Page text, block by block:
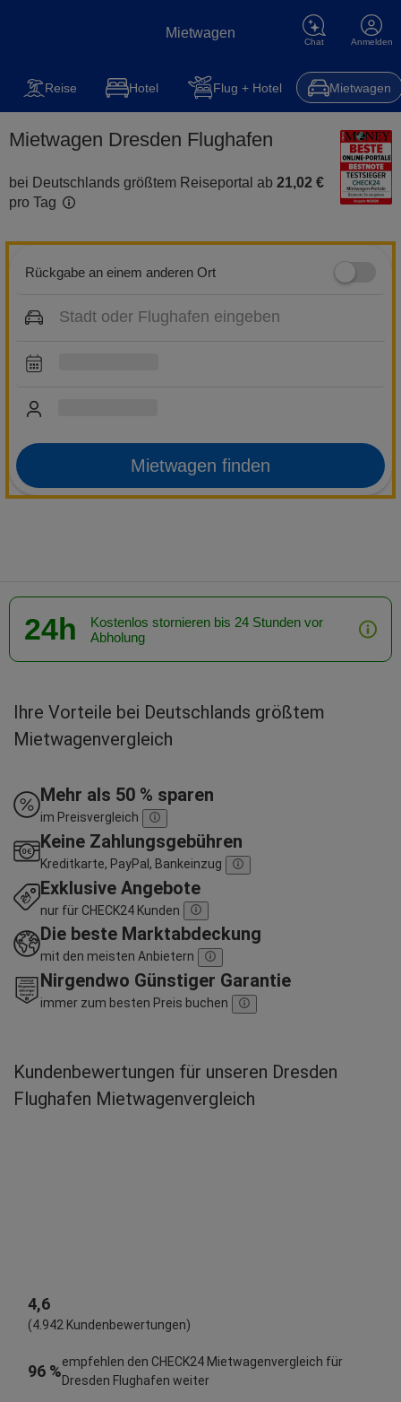
Mietwagen
Chat Anmelden
Mietwagen Reise Steuererklärung Kfz-Versicherung
Reise Hotel Flug + Hotel Mietwagen
Mietwagen Dresden Flughafen
bei Deutschlands größtem Reiseportal ab 21,02 €
pro Tag
Rückgabe an einem anderen Ort
Mietwagen finden
24h
Kostenlos stornieren bis 24 Stunden vor
Abholung
Ihre Vorteile bei Deutschlands größtem
Mietwagenvergleich
Mehr als 50 % sparen
im Preisvergleich
Keine Zahlungsgebühren
Kreditkarte, PayPal, Bankeinzug
Exklusive Angebote
nur für CHECK24 Kunden
Die beste Marktabdeckung
mit den meisten Anbietern
Nirgendwo Günstiger Garantie
immer zum besten Preis buchen
Kundenbewertungen für unseren Dresden
Flughafen Mietwagenvergleich
4,6
(4.942 Kundenbewertungen)
96 %
empfehlen den CHECK24 Mietwagenvergleich für
Dresden Flughafen weiter